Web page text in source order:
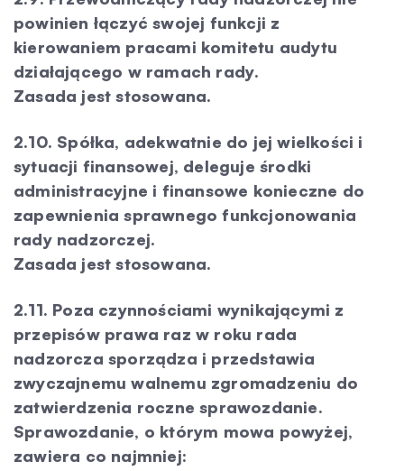
powinien łączyć swojej funkcji z
kierowaniem pracami komitetu audytu
działającego w ramach rady.
Zasada jest stosowana.
2.10. Spółka, adekwatnie do jej wielkości i
sytuacji finansowej, deleguje środki
administracyjne i finansowe konieczne do
zapewnienia sprawnego funkcjonowania
rady nadzorczej.
Zasada jest stosowana.
2.11. Poza czynnościami wynikającymi z
przepisów prawa raz w roku rada
nadzorcza sporządza i przedstawia
zwyczajnemu walnemu zgromadzeniu do
zatwierdzenia roczne sprawozdanie.
Sprawozdanie, o którym mowa powyżej,
zawiera co najmniej: